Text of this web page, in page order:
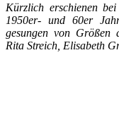
Kürzlich erschienen
1950er- und 60er
gesungen von Größen
Rita Streich, Elisabeth